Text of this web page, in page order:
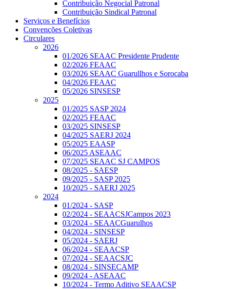
Contribuição Negocial Patronal
Contribuição Sindical Patronal
Serviços e Benefícios
Convenções Coletivas
Circulares
2026
01/2026 SEAAC Presidente Prudente
02/2026 FEAAC
03/2026 SEAAC Guarullhos e Sorocaba
04/2026 FEAAC
05/2026 SINSESP
2025
01/2025 SASP 2024
02/2025 FEAAC
03/2025 SINSESP
04/2025 SAERJ 2024
05/2025 EAASP
06/2025 ASEAAC
07/2025 SEAAC SJ CAMPOS
08/2025 - SAESP
09/2025 - SASP 2025
10/2025 - SAERJ 2025
2024
01/2024 - SASP
02/2024 - SEAACSJCampos 2023
03/2024 - SEAACGuarulhos
04/2024 - SINSESP
05/2024 - SAERJ
06/2024 - SEAACSP
07/2024 - SEAACSJC
08/2024 - SINSECAMP
09/2024 - ASEAAC
10/2024 - Termo Aditivo SEAACSP